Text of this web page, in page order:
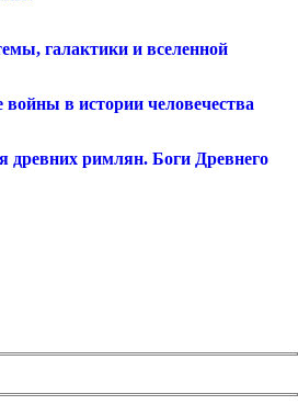
галактики и вселенной
в истории человечества
древних римлян. Боги Древнего